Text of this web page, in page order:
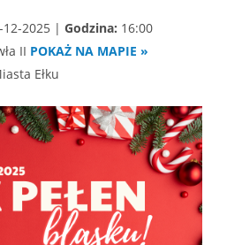
12-2025 | Godzina: 16:00
II POKAŻ NA MAPIE »
Ełku